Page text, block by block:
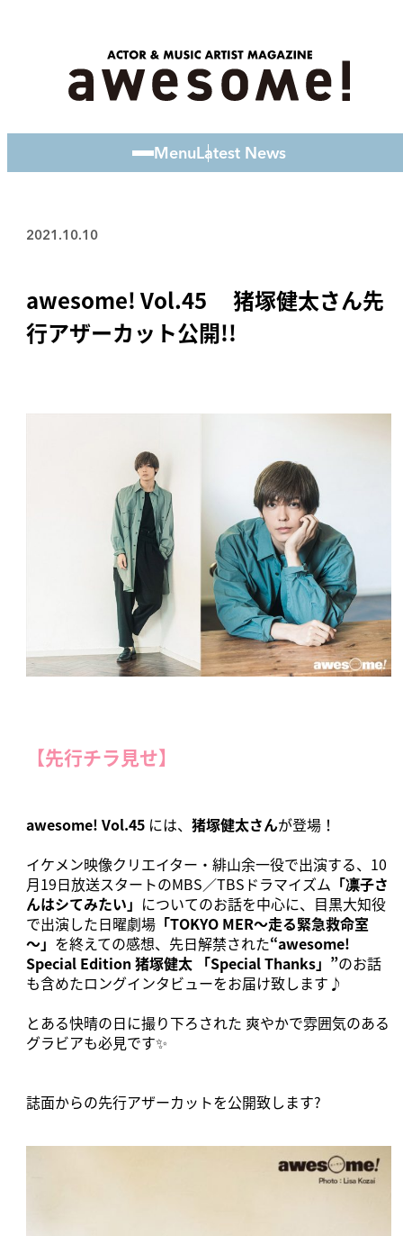
MenuLatest News
2021.10.10
awesome! Vol.45 猪塚健太さん先
行アザーカット公開!!
【先行チラ見せ】
awesome! Vol.45 には、 猪塚健太さんが登場！
イケメン映像クリエイター・緋山余一役で出演する、10
月19日放送スタートのMBS／TBSドラマイズム 「凛子さ
んはシてみたい」 についてのお話を中心に、目黒大知役
で出演した日曜劇場 「TOKYO MER～走る緊急救命室
～」 を終えての感想、先日解禁された“awesome!
Special Edition 猪塚健太 「Special Thanks」”のお話
も含めたロングインタビューをお届け致します♪
とある快晴の日に撮り下ろされた 爽やかで雰囲気のある
グラビアも必見です✨
誌面からの先行アザーカットを公開致します?